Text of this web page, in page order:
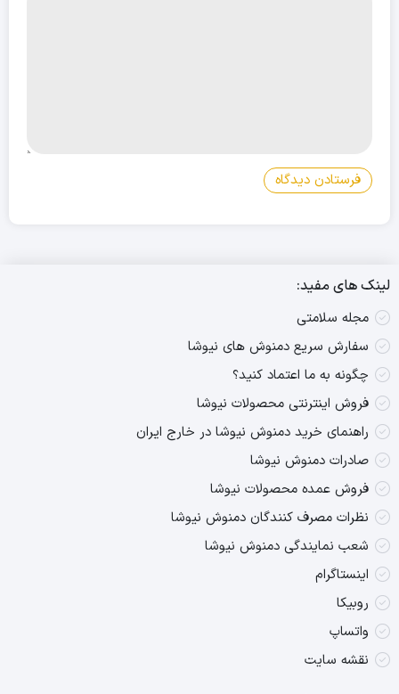
لینک های مفید:
مجله سلامتی
سفارش سریع دمنوش های نیوشا
چگونه به ما اعتماد کنید؟
فروش اینترنتی محصولات نیوشا
راهنمای خرید دمنوش نیوشا در خارج ایران
صادرات دمنوش نیوشا
فروش عمده محصولات نیوشا
نظرات مصرف کنندگان دمنوش نیوشا
شعب نمایندگی دمنوش نیوشا
اینستاگرام
روبیکا
واتساپ
نقشه سایت